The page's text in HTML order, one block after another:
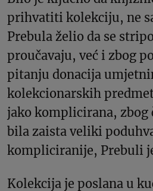
prihvatiti kolekciju, ne
Prebula želio da se
proučavaju, već i zbog
pitanju donacija
kolekcionarskih
jako komplicirana, zbog
bila zaista veliki
kompliciranije, Prebuli
Kolekcija je poslana u